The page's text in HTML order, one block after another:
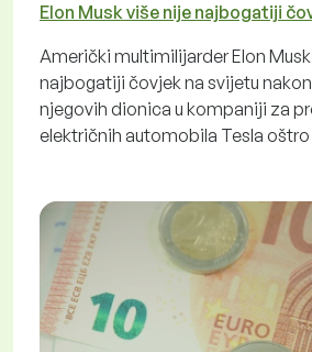
Elon Musk više nije najbogatiji
Američki multimilijarder Elon
najbogatiji čovjek na svijetu
njegovih dionica u kompaniji za
električnih automobila Tesla oštro